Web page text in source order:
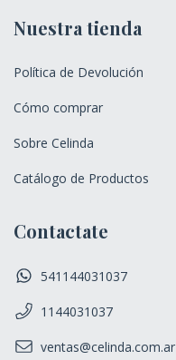
Nuestra tienda
Política de Devolución
Cómo comprar
Sobre Celinda
Catálogo de Productos
Contactate
541144031037
1144031037
ventas@celinda.com.ar